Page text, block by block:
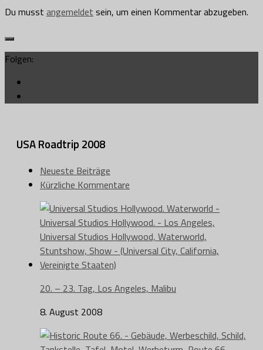
Du musst angemeldet sein, um einen Kommentar abzugeben.
Folgen:
USA Roadtrip 2008
Neueste Beiträge
Kürzliche Kommentare
20. – 23. Tag, Los Angeles, Malibu
8. August 2008